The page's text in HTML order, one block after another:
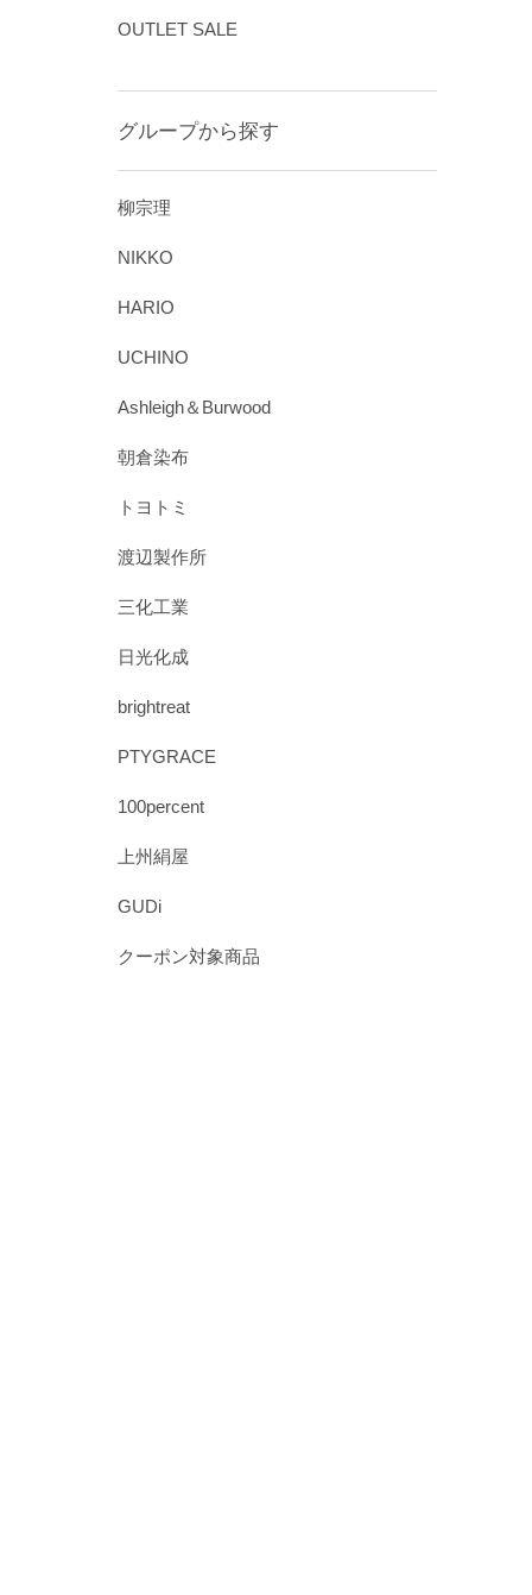
OUTLET SALE
グループから探す
柳宗理
NIKKO
HARIO
UCHINO
Ashleigh＆Burwood
朝倉染布
トヨトミ
渡辺製作所
三化工業
日光化成
brightreat
PTYGRACE
100percent
上州絹屋
GUDi
クーポン対象商品